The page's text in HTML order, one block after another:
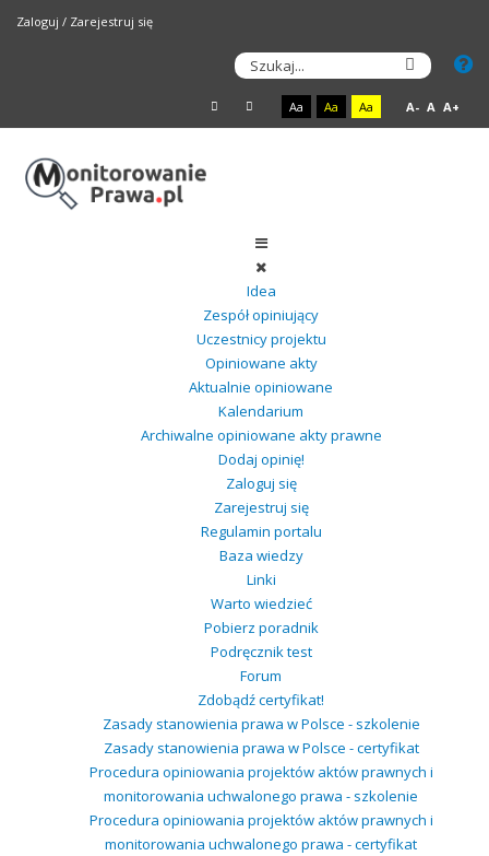
Zaloguj / Zarejestruj się
Aa Aa Aa A- A A+
Idea
Zespół opiniujący
Uczestnicy projektu
Opiniowane akty
Aktualnie opiniowane
Kalendarium
Archiwalne opiniowane akty prawne
Dodaj opinię!
Zaloguj się
Zarejestruj się
Regulamin portalu
Baza wiedzy
Linki
Warto wiedzieć
Pobierz poradnik
Podręcznik test
Forum
Zdobądź certyfikat!
Zasady stanowienia prawa w Polsce - szkolenie
Zasady stanowienia prawa w Polsce - certyfikat
Procedura opiniowania projektów aktów prawnych i
monitorowania uchwalonego prawa - szkolenie
Procedura opiniowania projektów aktów prawnych i
monitorowania uchwalonego prawa - certyfikat